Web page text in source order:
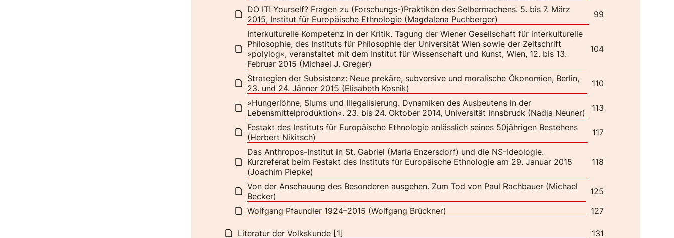
99
DO IT! Yourself? Fragen zu (Forschungs-)Praktiken des Selbermachens. 5. bis 7. März
2015, Institut für Europäische Ethnologie (Magdalena Puchberger)
104
Interkulturelle Kompetenz in der Kritik. Tagung der Wiener Gesellschaft für interkulturelle
Philosophie, des Instituts für Philosophie der Universität Wien sowie der Zeitschrift
»polylog«, veranstaltet mit dem Institut für Wissenschaft und Kunst, Wien, 12. bis 13.
Februar 2015 (Michael J. Greger)
110
Strategien der Subsistenz: Neue prekäre, subversive und moralische Ökonomien, Berlin,
23. und 24. Jänner 2015 (Elisabeth Kosnik)
113
»Hungerlöhne, Slums und Illegalisierung. Dynamiken des Ausbeutens in der
Lebensmittelproduktion«. 23. bis 24. Oktober 2014, Universität Innsbruck (Nadja Neuner)
117
Festakt des Instituts für Europäische Ethnologie anlässlich seines 50jährigen Bestehens
(Herbert Nikitsch)
118
Das Anthropos-Institut in St. Gabriel (Maria Enzersdorf) und die NS-Ideologie.
Kurzreferat beim Festakt des Instituts für Europäische Ethnologie am 29. Januar 2015
(Joachim Piepke)
125
Von der Anschauung des Besonderen ausgehen. Zum Tod von Paul Rachbauer (Michael
Becker)
127
Wolfgang Pfaundler 1924–2015 (Wolfgang Brückner)
131
Literatur der Volkskunde [1]